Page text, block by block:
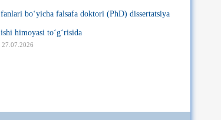
fanlari bo‘yicha falsafa doktori (PhD) dissertatsiya
ishi himoyasi to‘g‘risida
27.07.2026